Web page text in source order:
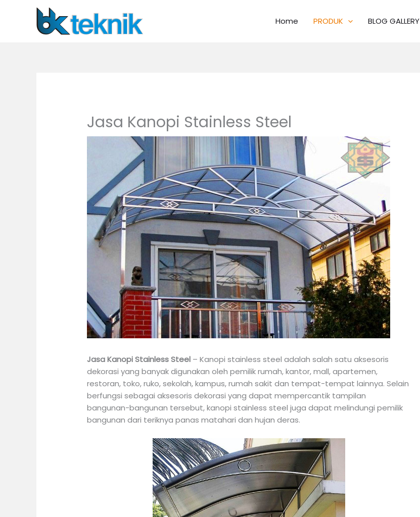
Home PRODUK BLOG GALLERY
Jasa Kanopi Stainless Steel
Jasa Kanopi Stainless Steel – Kanopi stainless steel adalah salah satu aksesoris
dekorasi yang banyak digunakan oleh pemilik rumah, kantor, mall, apartemen,
restoran, toko, ruko, sekolah, kampus, rumah sakit dan tempat-tempat lainnya. Selain
berfungsi sebagai aksesoris dekorasi yang dapat mempercantik tampilan
bangunan-bangunan tersebut, kanopi stainless steel juga dapat melindungi pemilik
bangunan dari teriknya panas matahari dan hujan deras.